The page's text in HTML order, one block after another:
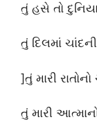
તું હસે તો
તું દિલમાં
]તું મારી
તું મારી